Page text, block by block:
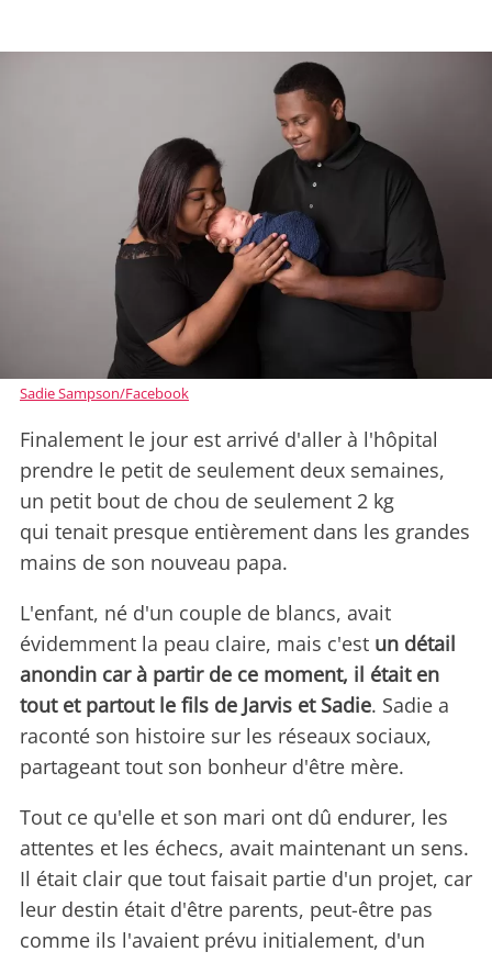
Sadie Sampson/Facebook
Finalement le jour est arrivé d'aller à l'hôpital
prendre le petit de seulement deux semaines,
un petit bout de chou de seulement 2 kg
qui tenait presque entièrement dans les grandes
mains de son nouveau papa.
L'enfant, né d'un couple de blancs, avait
évidemment la peau claire, mais c'est un détail
anondin car à partir de ce moment, il était en
tout et partout le fils de Jarvis et Sadie. Sadie a
raconté son histoire sur les réseaux sociaux,
partageant tout son bonheur d'être mère.
Tout ce qu'elle et son mari ont dû endurer, les
attentes et les échecs, avait maintenant un sens.
Il était clair que tout faisait partie d'un projet, car
leur destin était d'être parents, peut-être pas
comme ils l'avaient prévu initialement, d'un